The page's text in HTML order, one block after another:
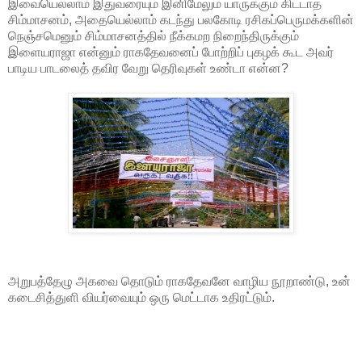
இவையெல்லாம் இதுவரையும் இனிமேலும் யாருக்கும் கிட்டாத
சிம்மாசனம், அதையெல்லாம் கடந்து பலகோடி ரசிகப்பெருமக்களின்
நெஞ்சமெனும் சிம்மாசனத்தில் நீக்கமற நிறைந்திருக்கும்
இளையராஜா என்னும் ராகதேவனைப் போற்றிப் புகழக் கூட அவர்
பாடிய பாடலைத் தவிர வேறு தெரிவுகள் உண்டா என்ன?
அறுபத்தேழு அகவை தொடும் ராகதேவனே வாழிய நூறாண்டு, உன்
கடைசித்துளி வியர்வையும் ஒரு மெட்டாக உதிரட்டும்.